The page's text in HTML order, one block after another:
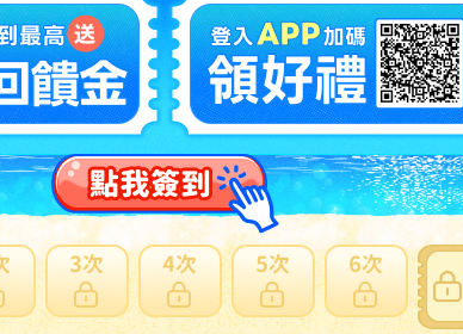
【和美】十二代 田原 陶兵衛 萩焼 口糸目 建水 共箱 茶道具 04
0
更多此賣家商品
萩焼 茶入 11世 坂高麗左衛門 茶道具
更多此賣家商品